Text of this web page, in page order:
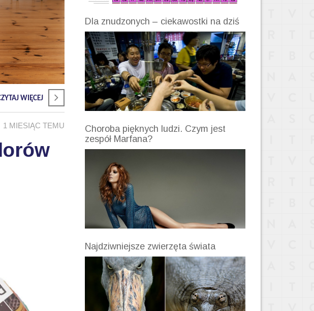
WIĘCEJ
1 MIESIĄC TEMU
Dla znudzonych – ciekawostki na dziś
Choroba pięknych ludzi. Czym jest
zespół Marfana?
Najdziwniejsze zwierzęta świata